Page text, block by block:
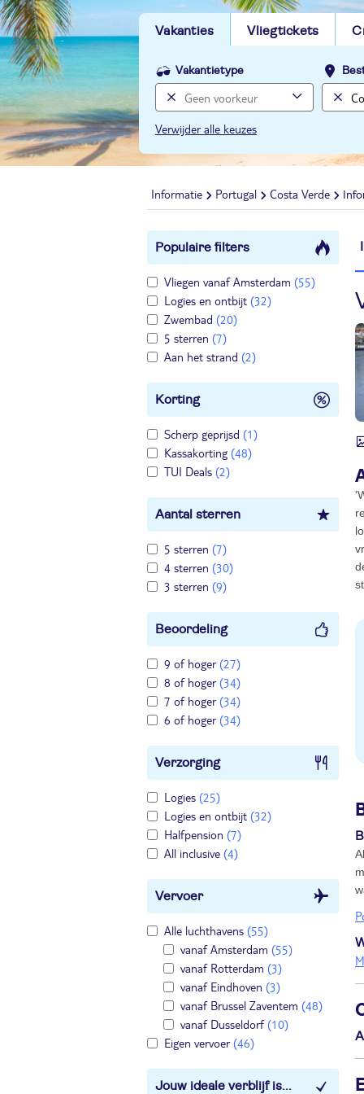
Vakanties Vliegtickets
Vakantietype
Verwijder alle keuzes
Informatie Portugal Costa Verde
Populaire filters
Vliegen vanaf Amsterdam (55)
Logies en ontbijt (32)
Zwembad (20)
5 sterren (7)
Aan het strand (2)
Korting
Scherp geprijsd (1)
Kassakorting (48)
TUI Deals (2)
Aantal sterren
5 sterren (7)
4 sterren (30)
3 sterren (9)
Beoordeling
9 of hoger(27)
8 of hoger(34)
7 of hoger(34)
6 of hoger(34)
Verzorging
Logies (25)
Logies en ontbijt (32)
Halfpension (7)
All inclusive (4)
Vervoer
Alle luchthavens (55)
vanaf Amsterdam (55)
vanaf Rotterdam (3)
vanaf Eindhoven (3)
vanaf Brussel Zaventem (48)
vanaf Dusseldorf(10)
Eigen vervoer(46)
Jouw ideale verblijf is...